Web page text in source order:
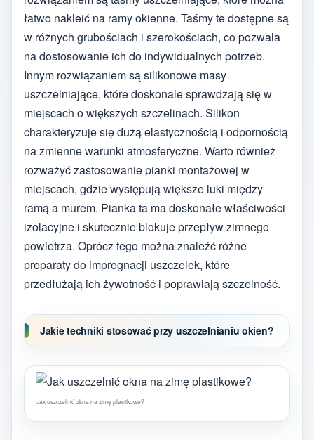
łatwo nakleić na ramy okienne. Taśmy te dostępne są
w różnych grubościach i szerokościach, co pozwala
na dostosowanie ich do indywidualnych potrzeb.
Innym rozwiązaniem są silikonowe masy
uszczelniające, które doskonale sprawdzają się w
miejscach o większych szczelinach. Silikon
charakteryzuje się dużą elastycznością i odpornością
na zmienne warunki atmosferyczne. Warto również
rozważyć zastosowanie pianki montażowej w
miejscach, gdzie występują większe luki między
ramą a murem. Pianka ta ma doskonałe właściwości
izolacyjne i skutecznie blokuje przepływ zimnego
powietrza. Oprócz tego można znaleźć różne
preparaty do impregnacji uszczelek, które
przedłużają ich żywotność i poprawiają szczelność.
Jakie techniki stosować przy uszczelnianiu okien?
Jak uszczelnić okna na zimę plastikowe?